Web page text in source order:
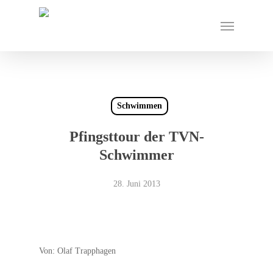
Menu
Schwimmen
Pfingsttour der TVN-
Schwimmer
28. Juni 2013
Von: Olaf Trapphagen